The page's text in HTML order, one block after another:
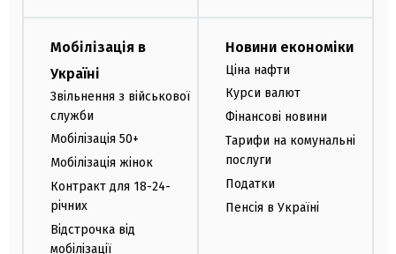
Мобілізація в
Україні
Звільнення з військової
служби
Мобілізація 50+
Мобілізація жінок
Контракт для 18-24-
річних
Відстрочка від
мобілізації
Новини економіки
Ціна нафти
Курси валют
Фінансові новини
Тарифи на комунальні
послуги
Податки
Пенсія в Україні